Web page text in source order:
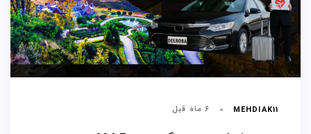
MEHDIAK11 ۶ ماه قبل